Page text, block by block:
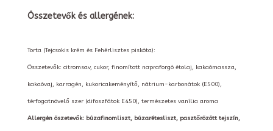
Összetevők és allergének:
Torta (Tejcsokis krém és Fehérlisztes piskóta):
Összetevők: citromsav, cukor, finomított napraforgó étolaj, kakaómassza,
kakaóvaj, karragén, kukoricakeményítő, nátrium-karbonátok (E500),
térfogatnövelő szer (difoszfátok E450), természetes vanília aroma
Allergén öszetevők: búzafinomliszt, búzarétesliszt, pasztőrözött tejszín,